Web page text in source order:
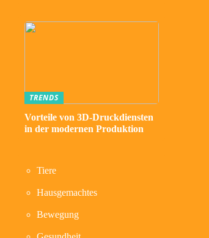
TRENDS
Vorteile von 3D-Druckdiensten
in der modernen Produktion
Tiere
Hausgemachtes
Bewegung